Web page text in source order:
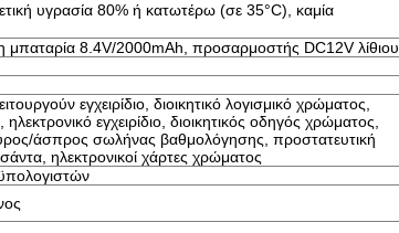
υγρασία 80% ή κατωτέρω (σε 35°C), καμία
μπαταρία 8.4V/2000mAh, προσαρμοστής DC12V λίθιου
εγχειρίδιο, διοικητικό λογισμικό χρώματος,
ηλεκτρονικό εγχειρίδιο, διοικητικός οδηγός χρώματος,
άσπρος σωλήνας βαθμολόγησης, προστατευτική
ηλεκτρονικοί χάρτες χρώματος